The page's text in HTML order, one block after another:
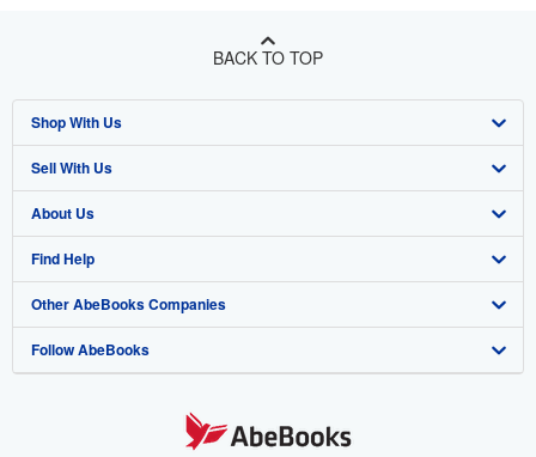
BACK TO TOP
Shop With Us
Advanced Search
Browse Collections
My Account
My Orders
View Basket
Sell With Us
Start Selling
Join Our Affiliate Program
Book Buyback
Refer a seller
About Us
About AbeBooks
Media
Careers
Find Help
Help
Customer Support
Other AbeBooks Companies
AbeBooks.co.uk
Follow AbeBooks